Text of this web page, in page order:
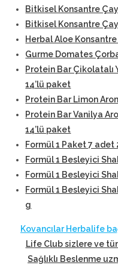
Bitkisel Konsantre
Bitkisel Konsantre
Herbal Aloe
Gurme Domates
Protein Bar Çikolatalı
14’lü paket
Protein Bar Limon
Protein Bar Vanilya
14’lü paket
Formül 1 Paket 7 adet
Formül 1 Besleyici
Formül 1 Besleyici
Formül 1 Besleyici
g
Kovancılar Herbalife
Life Club sizlere ve
Sağlıklı Beslenme